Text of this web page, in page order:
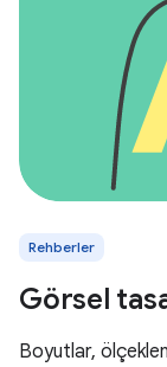
Rehberler
Görsel
Boyutlar,